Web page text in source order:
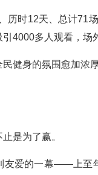
历时12天、总计
4000多人观看，场
健身的氛围愈加浓
是为了赢。
友爱的一幕——上至